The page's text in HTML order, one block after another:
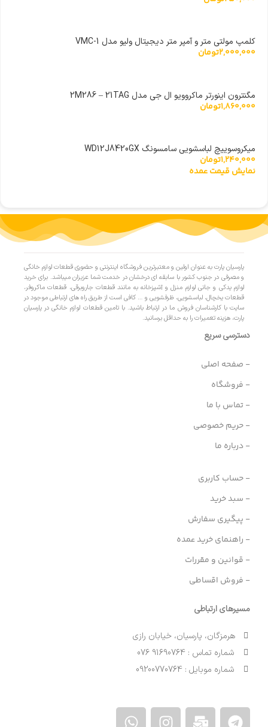
کلمپ مولتی متر و آمپر متر دیجیتال ولیو مدل VMC-1
2,000,000تومان
مگنترون اینورتر ماکروویو ال جی مدل 2M286 – 21TAG
1,860,000تومان
میکروسوییچ لباسشویی سامسونگ WD12J8420GX
1,240,000تومان
نمایش قیمت عمده
پارسیان پارت به عنوان اولین و معتبرترین فروشگاه اینترنتی و حضوری قطعات لوازم خانگی
و مصرفی در جنوب کشور با سابقه ای درخشان در خدمت شما عزیزان میباشد. برای خرید
لوازم یدکی و جانی لوازم منزل و آشپزخانه به مانند قطعات جاروبرقی، قطعات ماکروفر،
قطعات یخچال، لباسشویی، ظرفشویی و … کافی است از طریق راه های ارتباطی موجود در
سایت با کارشناسان فروش ما در ارتباط باشید. با تامین قطعات لوازم خانگی در پارسیان
پارت، هزینه تعمیرات را به حداقل برسانید.
دسترسی سریع
- صفحه اصلی
- فروشگاه
- تماس با ما
- حریم خصوصی
- درباره ما
- حساب کاربری
- سبد خرید
- پیگیری سفارش
- راهنمای خرید عمده
- قوانین و مقررات
- فروش اقساطی
مسیرهای ارتباطی
هرمزگان، پارسیان، خیابان رازی
شماره تماس : 91690764 076
شماره موبایل : 09200770764